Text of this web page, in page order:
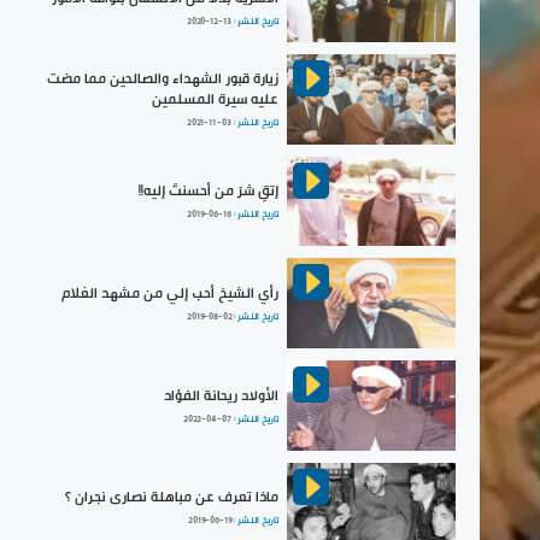
تاريخ النشر :2020-12-13
زيارة قبور الشهداء والصالحين مما مضت
عليه سيرة المسلمين
تاريخ النشر :2021-11-03
إتقِ شرَ من أحسنتَ إليه!!
تاريخ النشر :2019-06-16
رأي الشيخ أحب إلي من مشهد الغلام
تاريخ النشر :2019-08-02
الأولاد ريحانة الفؤاد
تاريخ النشر :2022-04-07
ماذا تعرف عن مباهلة نصارى نجران ؟
تاريخ النشر :2019-06-19